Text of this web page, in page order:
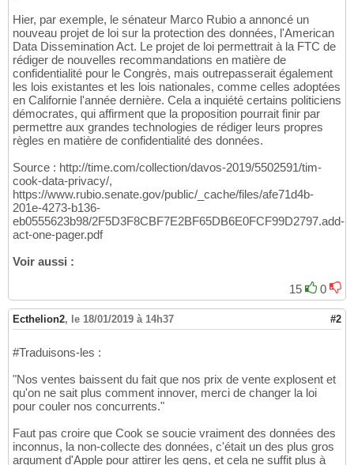
Hier, par exemple, le sénateur Marco Rubio a annoncé un
nouveau projet de loi sur la protection des données, l'American
Data Dissemination Act. Le projet de loi permettrait à la FTC de
rédiger de nouvelles recommandations en matière de
confidentialité pour le Congrès, mais outrepasserait également
les lois existantes et les lois nationales, comme celles adoptées
en Californie l'année dernière. Cela a inquiété certains politiciens
démocrates, qui affirment que la proposition pourrait finir par
permettre aux grandes technologies de rédiger leurs propres
règles en matière de confidentialité des données.
Source : http://time.com/collection/davos-2019/5502591/tim-
cook-data-privacy/,
https://www.rubio.senate.gov/public/_cache/files/afe71d4b-
201e-4273-b136-
eb0555623b98/2F5D3F8CBF7E2BF65DB6E0FCF99D2797.add-
act-one-pager.pdf
Voir aussi :
15 0
Ecthelion2, le 18/01/2019 à 14h37 #2
#Traduisons-les :
"Nos ventes baissent du fait que nos prix de vente explosent et
qu'on ne sait plus comment innover, merci de changer la loi
pour couler nos concurrents."
Faut pas croire que Cook se soucie vraiment des données des
inconnus, la non-collecte des données, c'était un des plus gros
argument d'Apple pour attirer les gens, et cela ne suffit plus à